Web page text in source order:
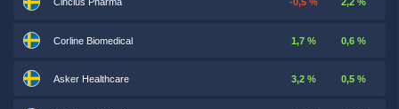
Cinclus Pharma -0,5 % 2,2 %
Corline Biomedical 1,7 % 0,6 %
Asker Healthcare 3,2 % 0,5 %